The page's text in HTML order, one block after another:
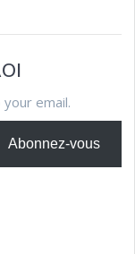
email.
Abonnez-vous